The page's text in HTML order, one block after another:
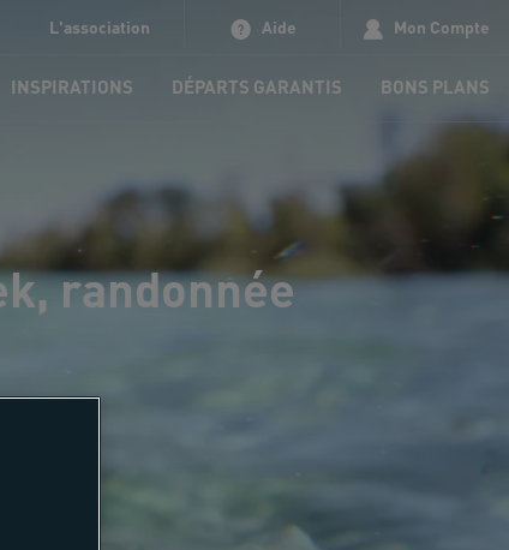
L'association Aide Mon Compte
INSPIRATIONS DÉPARTS GARANTIS BONS PLANS
randonnée